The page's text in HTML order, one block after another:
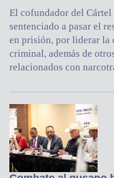
El cofundador del Cártel
sentenciado a pasar el
en prisión, por liderar la
criminal, además de
relacionados con